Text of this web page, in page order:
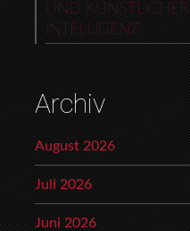
UND KÜNSTLICHER
INTELLIGENZ
Archiv
August 2026
Juli 2026
Juni 2026